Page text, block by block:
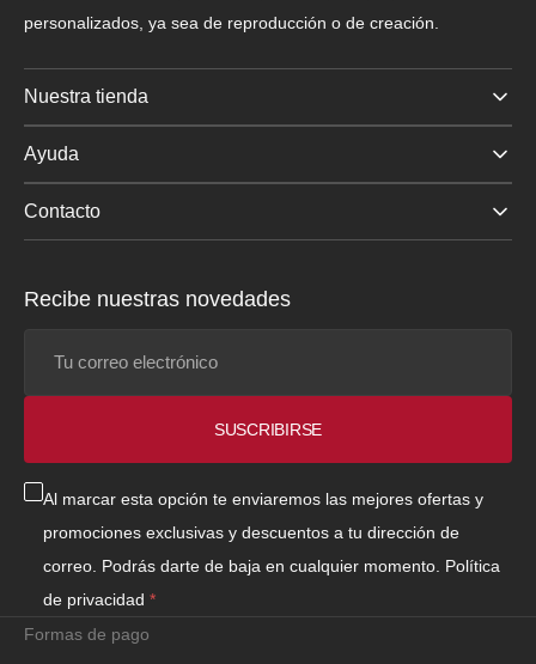
personalizados, ya sea de reproducción o de creación.
Nuestra tienda
Ayuda
Contacto
Recibe nuestras novedades
SUSCRIBIRSE
Al marcar esta opción te enviaremos las mejores ofertas y
promociones exclusivas y descuentos a tu dirección de
correo. Podrás darte de baja en cualquier momento. Política
de privacidad
Formas de pago